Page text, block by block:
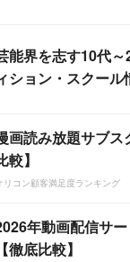
能界を志す10代
ション・スクー
画読み放題サブ
較】
リコン顧客満足度ランキング
年動画配信サ
【徹底比較】